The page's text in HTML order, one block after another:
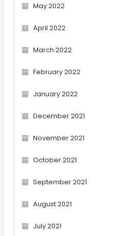
May 2022
April 2022
March 2022
February 2022
January 2022
December 2021
November 2021
October 2021
September 2021
August 2021
July 2021